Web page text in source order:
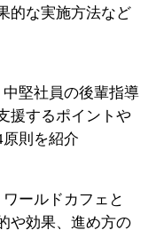
的な実施方法など
中堅社員の後輩指導
援するポイントや
則を紹介
ワールドカフェと
効果、進め方の